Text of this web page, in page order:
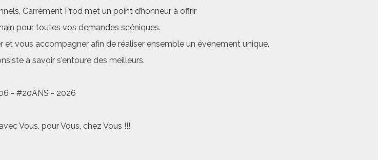
Carrément Prod met un point d’honneur à offrir
pour toutes vos demandes scéniques.
vous accompagner afin de réaliser ensemble un évènement unique.
à savoir s'entoure des meilleurs.
- #20ANS - 2026
Vous, pour Vous, chez Vous !!!